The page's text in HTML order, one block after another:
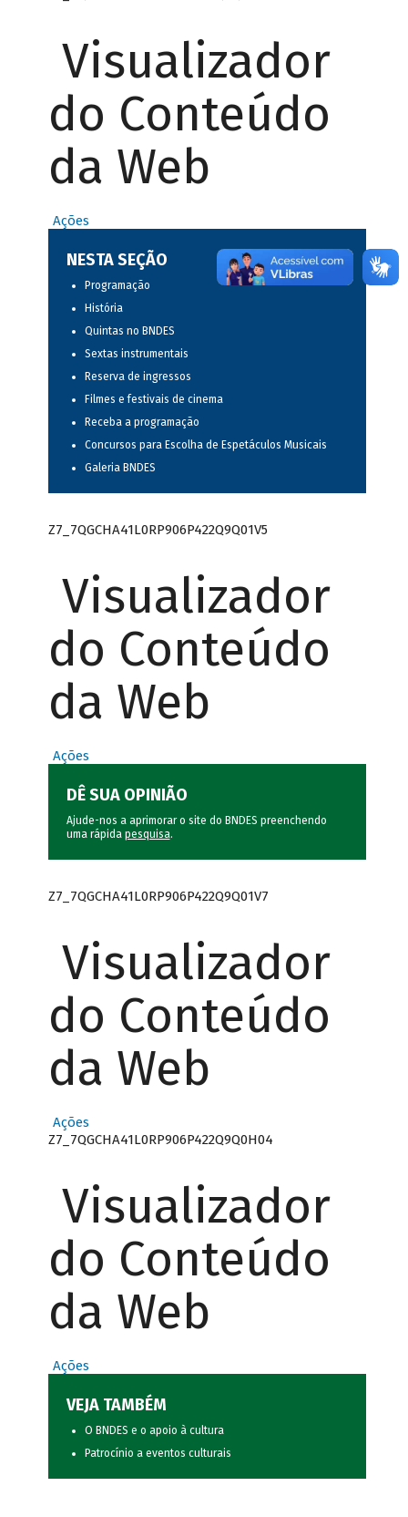
Visualizador
do Conteúdo
da Web
Ações
NESTA SEÇÃO
Programação
História
Quintas no BNDES
Sextas instrumentais
Reserva de ingressos
Filmes e festivais de cinema
Receba a programação
Concursos para Escolha de Espetáculos Musicais
Galeria BNDES
Z7_7QGCHA41L0RP906P422Q9Q01V5
Visualizador
do Conteúdo
da Web
Ações
DÊ SUA OPINIÃO
Ajude-nos a aprimorar o site do BNDES preenchendo
uma rápida pesquisa.
Z7_7QGCHA41L0RP906P422Q9Q01V7
Visualizador
do Conteúdo
da Web
Ações
Z7_7QGCHA41L0RP906P422Q9Q0H04
Visualizador
do Conteúdo
da Web
Ações
VEJA TAMBÉM
O BNDES e o apoio à cultura
Patrocínio a eventos culturais